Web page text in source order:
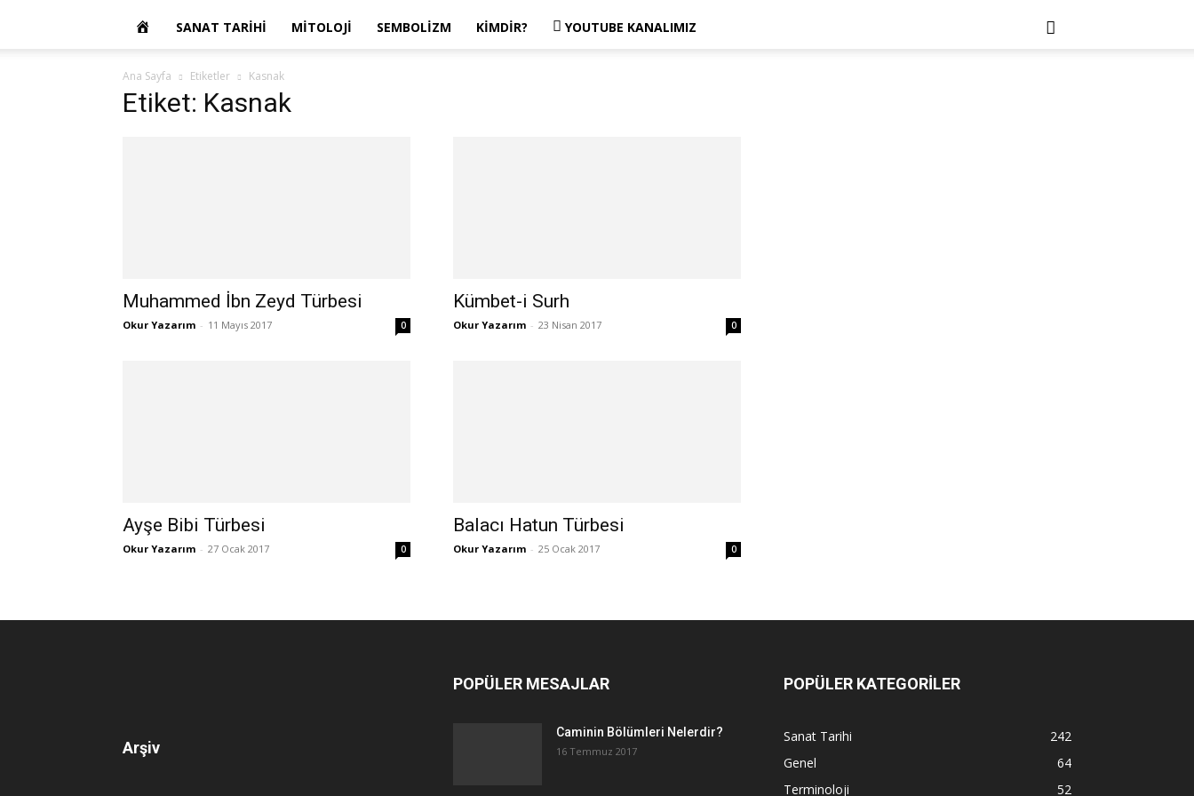
OKUR
YAZARIM
SANAT TARIHI MITOLOJI SEMBOLIZM KIMDIR? YOUTUBE KANALIMIZ
Ana Sayfa Etiketler Kasnak
Etiket: Kasnak
Muhammed İbn Zeyd Türbesi
Okur Yazarım - 11 Mayıs 2017 0
Kümbet-i Surh
Okur Yazarım - 23 Nisan 2017 0
Ayşe Bibi Türbesi
Okur Yazarım - 27 Ocak 2017 0
Balacı Hatun Türbesi
Okur Yazarım - 25 Ocak 2017 0
Arşiv
POPÜLER MESAJLAR
Caminin Bölümleri Nelerdir?
16 Temmuz 2017
POPÜLER KATEGORİLER
Sanat Tarihi
242
Genel
64
Terminoloji
52